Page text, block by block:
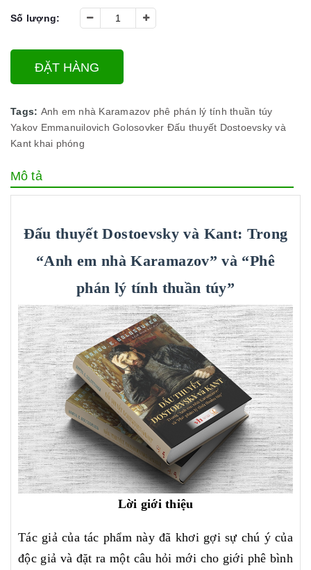
Số lượng:
ĐẶT HÀNG
Tags: Anh em nhà Karamazov phê phán lý tính thuần túy
Yakov Emmanuilovich Golosovker Đấu thuyết Dostoevsky và
Kant khai phóng
Mô tả
Đấu thuyết Dostoevsky và Kant: Trong
“Anh em nhà Karamazov” và “Phê
phán lý tính thuần túy”
Lời giới thiệu
Tác giả của tác phẩm này đã khơi gợi sự chú ý của
độc giả và đặt ra một câu hỏi mới cho giới phê bình